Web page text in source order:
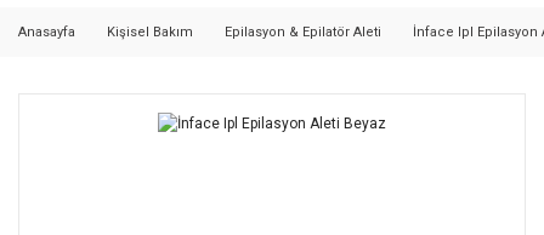
Anasayfa Kişisel Bakım Epilasyon & Epilatör Aleti İnface Ipl Epilasyon